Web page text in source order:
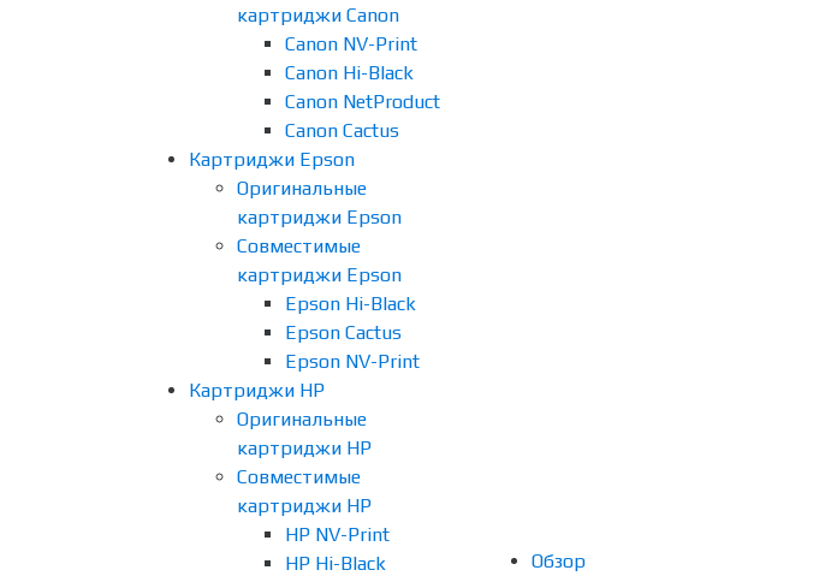
картриджи Canon
Canon NV-Print
Canon Hi-Black
Canon NetProduct
Canon Cactus
Картриджи Epson
Оригинальные
картриджи Epson
Совместимые
картриджи Epson
Epson Hi-Black
Epson Cactus
Epson NV-Print
Картриджи HP
Оригинальные
картриджи HP
Совместимые
картриджи HP
HP NV-Print
HP Hi-Black
Обзор